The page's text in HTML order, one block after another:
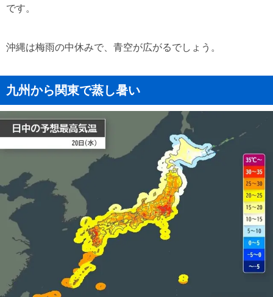
です。
沖縄は梅雨の中休みで、青空が広がるでしょう。
九州から関東で蒸し暑い